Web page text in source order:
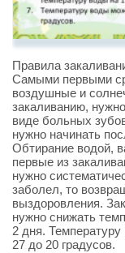
Правила
Самыми первыми
воздушные и
закаливанию,
виде больных
нужно начинать
Обтирание водой,
первые из
нужно
заболел, то
выздоровления.
нужно снижать
2 дня.
27 до 20 градусов.